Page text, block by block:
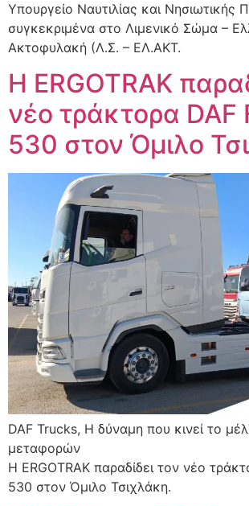
Υπουργείο Ναυτιλίας και Νησιωτικής
συγκεκριμένα στο Λιμενικό Σώμα –
Ακτοφυλακή (Λ.Σ. – ΕΛ.ΑΚΤ.
H ERGOTRAK
νέο τράκτορα DAF
530 στον Όμιλο
DAF Trucks, Η δύναμη που κινεί το
μεταφορών
H ERGOTRAK παραδίδει τον νέο
530 στον Όμιλο Τσιχλάκη.